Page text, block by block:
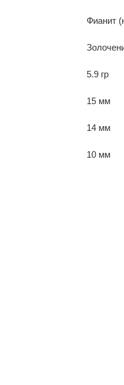
Фианит
5.9 гр
15 мм
14 мм
10 мм